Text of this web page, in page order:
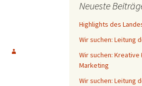
Neueste
Highlights des
Wir suchen: Leitung
Wir suchen: Kreative
Marketing
Wir suchen: Leitung